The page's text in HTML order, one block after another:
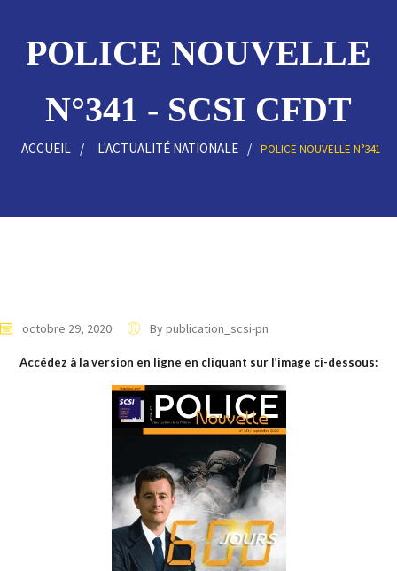
POLICE NOUVELLE
N°341 - SCSI CFDT
ACCUEIL L'ACTUALITÉ NATIONALE POLICE NOUVELLE N°341
octobre 29, 2020 By publication_scsi-pn
Accédez à la version en ligne en cliquant sur l’image ci-dessous: